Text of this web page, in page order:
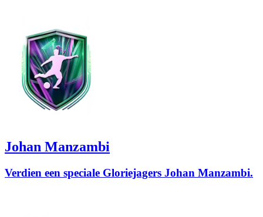
Johan Manzambi
Verdien een speciale Gloriejagers Johan Manzambi.